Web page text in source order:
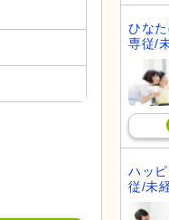
ひな
専従/
ハッ
従/未